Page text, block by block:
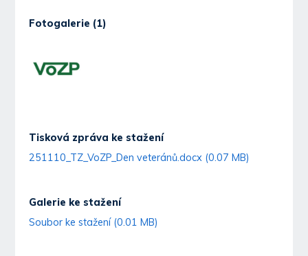
Fotogalerie (1)
Tisková zpráva ke stažení
251110_TZ_VoZP_Den veteránů.docx (0.07 MB)
Galerie ke stažení
Soubor ke stažení (0.01 MB)